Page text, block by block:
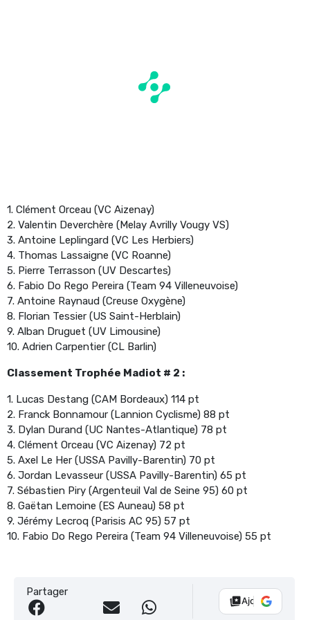
1. Clément Orceau (VC Aizenay)
2. Valentin Deverchère (Melay Avrilly Vougy VS)
3. Antoine Leplingard (VC Les Herbiers)
4. Thomas Lassaigne (VC Roanne)
5. Pierre Terrasson (UV Descartes)
6. Fabio Do Rego Pereira (Team 94 Villeneuvoise)
7. Antoine Raynaud (Creuse Oxygène)
8. Florian Tessier (US Saint-Herblain)
9. Alban Druguet (UV Limousine)
10. Adrien Carpentier (CL Barlin)
Classement Trophée Madiot # 2 :
1. Lucas Destang (CAM Bordeaux) 114 pt
2. Franck Bonnamour (Lannion Cyclisme) 88 pt
3. Dylan Durand (UC Nantes-Atlantique) 78 pt
4. Clément Orceau (VC Aizenay) 72 pt
5. Axel Le Her (USSA Pavilly-Barentin) 70 pt
6. Jordan Levasseur (USSA Pavilly-Barentin) 65 pt
7. Sébastien Piry (Argenteuil Val de Seine 95) 60 pt
8. Gaëtan Lemoine (ES Auneau) 58 pt
9. Jérémy Lecroq (Parisis AC 95) 57 pt
10. Fabio Do Rego Pereira (Team 94 Villeneuvoise) 55 pt
Partager
Ajouter Vélo